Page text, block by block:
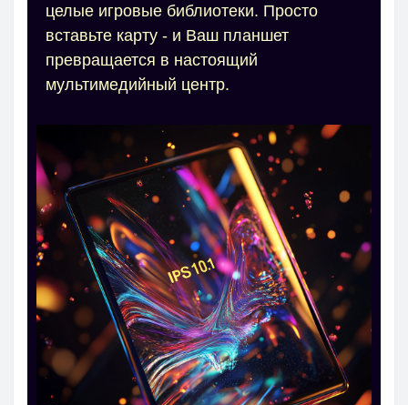
целые игровые библиотеки. Просто
вставьте карту - и Ваш планшет
превращается в настоящий
мультимедийный центр.